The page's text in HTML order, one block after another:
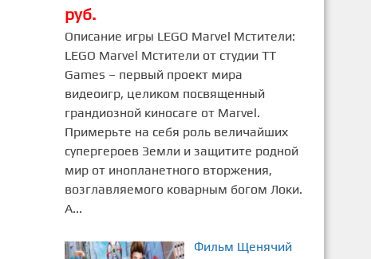
руб.
Описание игры LEGO Marvel Мстители:
LEGO Marvel Мстители от студии TT
Games – первый проект мира
видеоигр, целиком посвященный
грандиозной киносаге от Marvel.
Примерьте на себя роль величайших
супергероев Земли и защитите родной
мир от инопланетного вторжения,
возглавляемого коварным богом Локи.
А...
Фильм Щенячий